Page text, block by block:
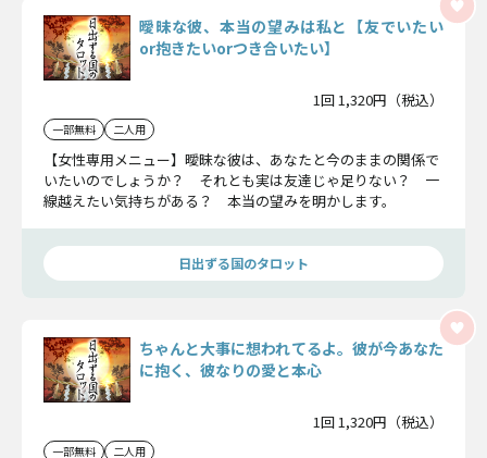
曖昧な彼、本当の望みは私と【友でいたい
or抱きたいorつき合いたい】
1回 1,320円（税込）
一部無料 二人用
【女性専用メニュー】曖昧な彼は、あなたと今のままの関係で
いたいのでしょうか？ それとも実は友達じゃ足りない？ 一
線越えたい気持ちがある？ 本当の望みを明かします。
日出ずる国のタロット
ちゃんと大事に想われてるよ。彼が今あなた
に抱く、彼なりの愛と本心
1回 1,320円（税込）
一部無料 二人用